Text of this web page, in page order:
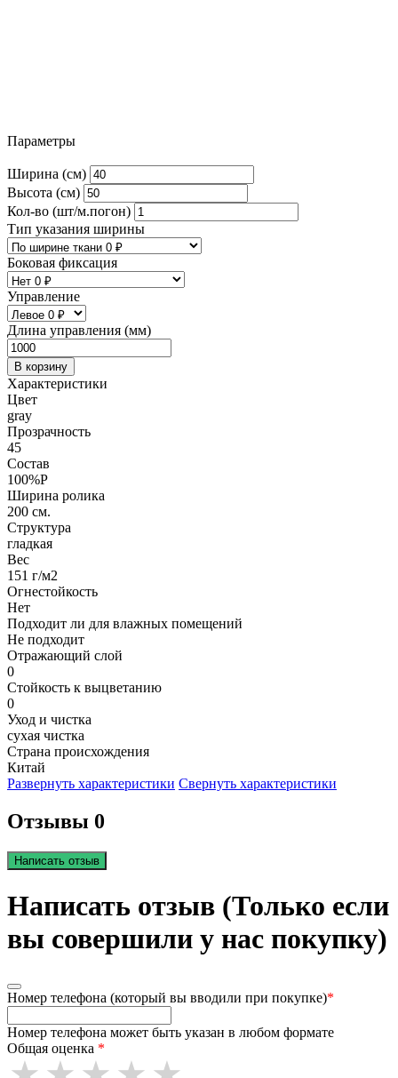
Параметры
Ширина (см)
Высота (см)
Кол-во (шт/м.погон)
Тип указания ширины
Боковая фиксация
Управление
Длина управления (мм)
В корзину
Характеристики
Цвет
gray
Прозрачность
45
Состав
100%P
Ширина ролика
200 см.
Структура
гладкая
Вес
151 г/м2
Огнестойкость
Нет
Подходит ли для влажных помещений
Не подходит
Отражающий слой
0
Стойкость к выцветанию
0
Уход и чистка
сухая чистка
Страна происхождения
Китай
Развернуть характеристики Свернуть характеристики
Отзывы 0
Написать отзыв
Написать отзыв (Только если
вы совершили у нас покупку)
Номер телефона (который вы вводили при покупке)*
Номер телефона может быть указан в любом формате
Общая оценка *